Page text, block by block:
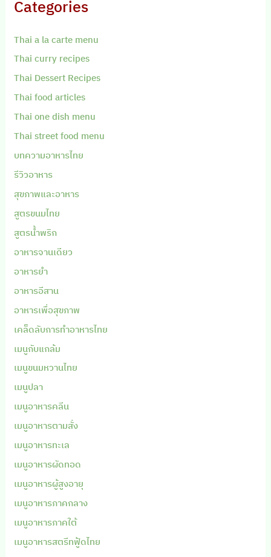
Categories
Thai a la carte menu
Thai curry recipes
Thai Dessert Recipes
Thai food articles
Thai one dish menu
Thai street food menu
บทความอาหารไทย
รีวิวอาหาร
สุขภาพและอาหาร
สูตรขนมไทย
สูตรน้ำพริก
อาหารจานเดียว
อาหารยำ
อาหารอีสาน
อาหารเพื่อสุขภาพ
เคล็ดลับการทำอาหารไทย
เมนูกับแกล้ม
เมนูขนมหวานไทย
เมนูปลา
เมนูอาหารคลีน
เมนูอาหารตามสั่ง
เมนูอาหารทะเล
เมนูอาหารผัดทอด
เมนูอาหารผู้สูงอายุ
เมนูอาหารภาคกลาง
เมนูอาหารภาคใต้
เมนูอาหารสตรีทฟู้ดไทย